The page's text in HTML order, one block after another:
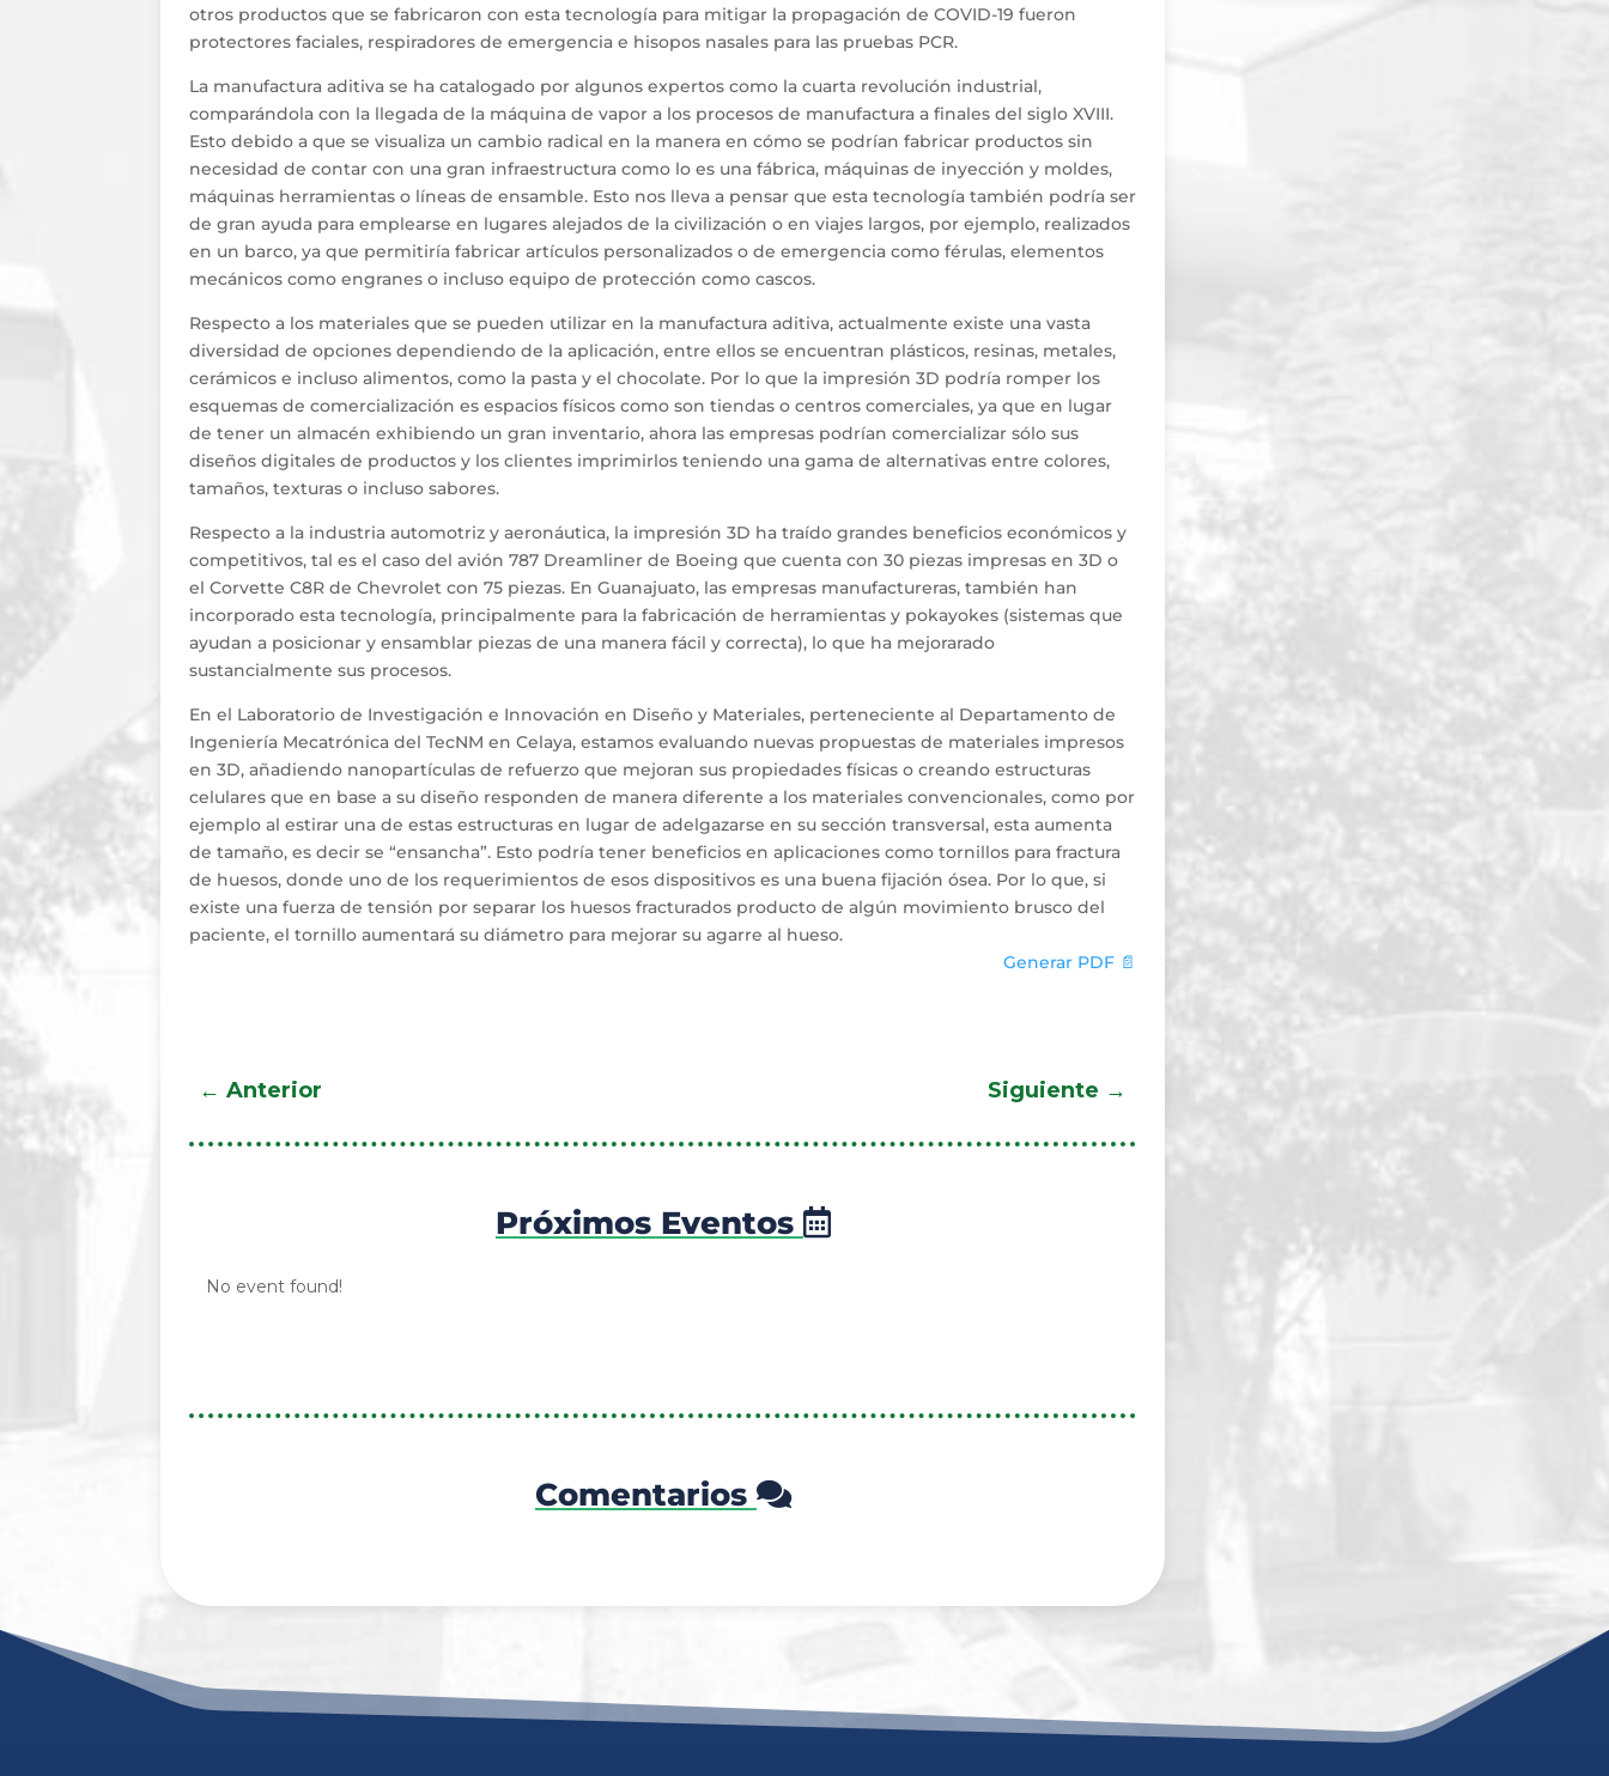
otros productos que se fabricaron con esta tecnología para mitigar la propagación de COVID-19 fueron
protectores faciales, respiradores de emergencia e hisopos nasales para las pruebas PCR.
La manufactura aditiva se ha catalogado por algunos expertos como la cuarta revolución industrial,
comparándola con la llegada de la máquina de vapor a los procesos de manufactura a finales del siglo XVIII.
Esto debido a que se visualiza un cambio radical en la manera en cómo se podrían fabricar productos sin
necesidad de contar con una gran infraestructura como lo es una fábrica, máquinas de inyección y moldes,
máquinas herramientas o líneas de ensamble. Esto nos lleva a pensar que esta tecnología también podría ser
de gran ayuda para emplearse en lugares alejados de la civilización o en viajes largos, por ejemplo, realizados
en un barco, ya que permitiría fabricar artículos personalizados o de emergencia como férulas, elementos
mecánicos como engranes o incluso equipo de protección como cascos.
Respecto a los materiales que se pueden utilizar en la manufactura aditiva, actualmente existe una vasta
diversidad de opciones dependiendo de la aplicación, entre ellos se encuentran plásticos, resinas, metales,
cerámicos e incluso alimentos, como la pasta y el chocolate. Por lo que la impresión 3D podría romper los
esquemas de comercialización es espacios físicos como son tiendas o centros comerciales, ya que en lugar
de tener un almacén exhibiendo un gran inventario, ahora las empresas podrían comercializar sólo sus
diseños digitales de productos y los clientes imprimirlos teniendo una gama de alternativas entre colores,
tamaños, texturas o incluso sabores.
Respecto a la industria automotriz y aeronáutica, la impresión 3D ha traído grandes beneficios económicos y
competitivos, tal es el caso del avión 787 Dreamliner de Boeing que cuenta con 30 piezas impresas en 3D o
el Corvette C8R de Chevrolet con 75 piezas. En Guanajuato, las empresas manufactureras, también han
incorporado esta tecnología, principalmente para la fabricación de herramientas y pokayokes (sistemas que
ayudan a posicionar y ensamblar piezas de una manera fácil y correcta), lo que ha mejorarado
sustancialmente sus procesos.
En el Laboratorio de Investigación e Innovación en Diseño y Materiales, perteneciente al Departamento de
Ingeniería Mecatrónica del TecNM en Celaya, estamos evaluando nuevas propuestas de materiales impresos
en 3D, añadiendo nanopartículas de refuerzo que mejoran sus propiedades físicas o creando estructuras
celulares que en base a su diseño responden de manera diferente a los materiales convencionales, como por
ejemplo al estirar una de estas estructuras en lugar de adelgazarse en su sección transversal, esta aumenta
de tamaño, es decir se “ensancha”. Esto podría tener beneficios en aplicaciones como tornillos para fractura
de huesos, donde uno de los requerimientos de esos dispositivos es una buena fijación ósea. Por lo que, si
existe una fuerza de tensión por separar los huesos fracturados producto de algún movimiento brusco del
paciente, el tornillo aumentará su diámetro para mejorar su agarre al hueso.
Generar PDF 📄
←Anterior Siguiente →
Próximos Eventos
No event found!
Comentarios